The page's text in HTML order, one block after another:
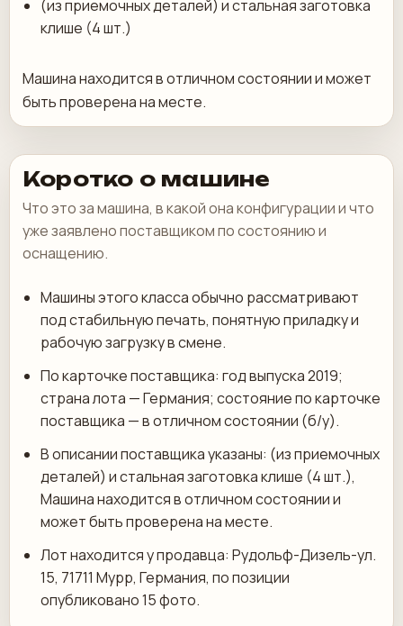
(из приемочных деталей) и стальная заготовка
клише (4 шт.)
Машина находится в отличном состоянии и может
быть проверена на месте.
Коротко о машине
Что это за машина, в какой она конфигурации и что
уже заявлено поставщиком по состоянию и
оснащению.
Машины этого класса обычно рассматривают
под стабильную печать, понятную приладку и
рабочую загрузку в смене.
По карточке поставщика: год выпуска 2019;
страна лота — Германия; состояние по карточке
поставщика — в отличном состоянии (б/у).
В описании поставщика указаны: (из приемочных
деталей) и стальная заготовка клише (4 шт.),
Машина находится в отличном состоянии и
может быть проверена на месте.
Лот находится у продавца: Рудольф-Дизель-ул.
15, 71711 Мурр, Германия, по позиции
опубликовано 15 фото.